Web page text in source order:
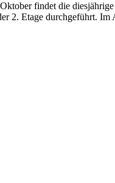
findet die
2. Etage durchgeführt.